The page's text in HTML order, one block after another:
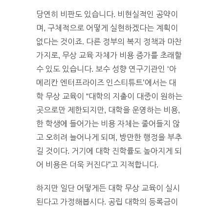
당연히 비판도 있습니다. 비현실적인 공약이
며, 구체적으로 어떻게 실현하겠다는 계획이
없다는 것이죠. 다른 정부의 복지 정책과 마찬
가지로, 무상 교육 자체가 비용 증가를 초래할
수 있도 있습니다. 보수 성향 연구기관인 ‘아
메리칸 엔터프라이즈 인스티튜트’에서는 대
학 무상 교육이 “대학의 지출이 대중이 원하는
곳으로만 제한되지만, 대학을 운영하는 비용,
한 학생에 들어가는 비용 자체는 줄어들지 않
고 오히려 늘어나게 되며, 방만한 행정을 부추
길 것이다. 거기에 대학 진학률도 높아지게 되
어 비용은 더욱 커진다”고 지적합니다.
하지만 일단 어떻게든 대학 무상 교육이 실시
된다고 가정해봅시다. 공립 대학의 등록금이